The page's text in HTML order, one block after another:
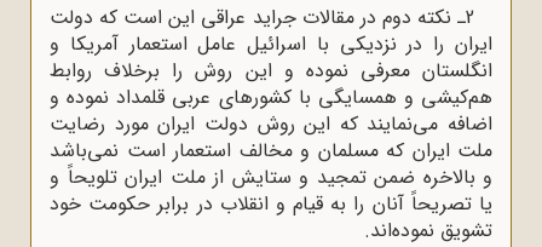
2ـ نکته دوم در مقالات جراید عراقی این است که دولت
ایران را در نزدیکی با اسرائیل عامل استعمار آمریکا و
انگلستان معرفی نموده و این روش را برخلاف روابط
هم‌کیشی و همسایگی با کشورهای عربی قلمداد نموده و
اضافه می‌نمایند که این روش دولت ایران مورد رضایت
ملت ایران که مسلمان و مخالف استعمار است نمی‌باشد
و بالاخره ضمن تمجید و ستایش از ملت ایران تلویحاً و
یا تصریحاً آنان را به قیام و انقلاب در برابر حکومت خود
تشویق نموده‌اند.